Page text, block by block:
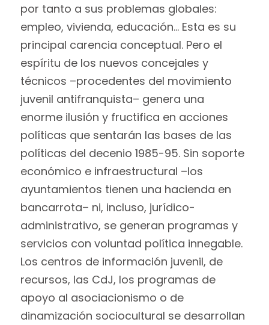
por tanto a sus problemas globales:
empleo, vivienda, educación… Esta es su
principal carencia conceptual. Pero el
espíritu de los nuevos concejales y
técnicos –procedentes del movimiento
juvenil antifranquista– genera una
enorme ilusión y fructifica en acciones
políticas que sentarán las bases de las
políticas del decenio 1985-95. Sin soporte
económico e infraestructural –los
ayuntamientos tienen una hacienda en
bancarrota– ni, incluso, jurídico-
administrativo, se generan programas y
servicios con voluntad política innegable.
Los centros de información juvenil, de
recursos, las CdJ, los programas de
apoyo al asociacionismo o de
dinamización sociocultural se desarrollan